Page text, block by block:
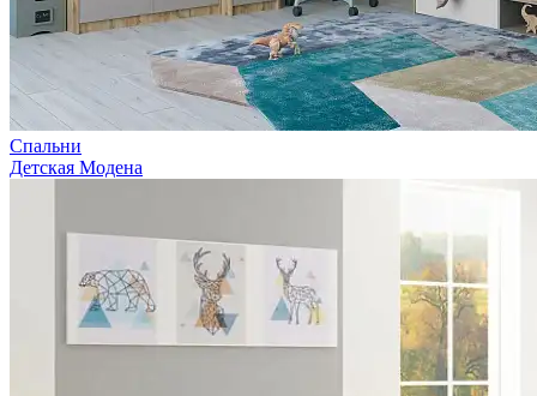
Спальни
Детская Модена